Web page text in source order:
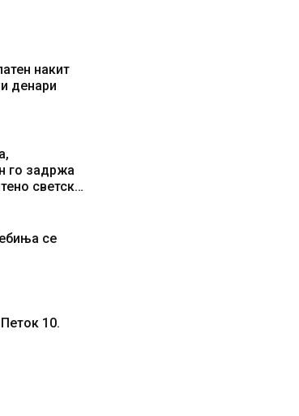
накит
денари
го задржа
светско
се
10.